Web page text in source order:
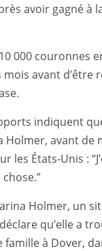
avoir gagné à
000 couronnes
avant d’être
indiquent
Holmer, avant de
les États-Unis :
Holmer, un
qu’elle a
famille à Dover,